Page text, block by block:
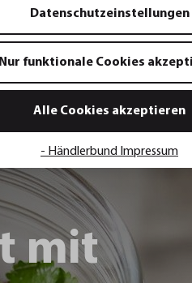
mit
Datenschutzeinstellungen
Nur funktionale Cookies
Alle Cookies akzeptieren
- Händlerbund Impressum